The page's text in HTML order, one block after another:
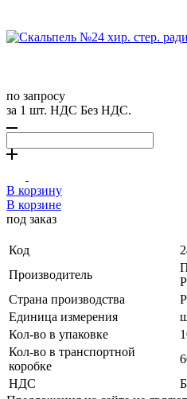
по запросу
за 1 шт. НДС Без НДС.
В корзину
В корзине
под заказ
Код
Производитель
Страна производства
Единица измерения
Кол-во в упаковке
Кол-во в транспортной
коробке
НДС